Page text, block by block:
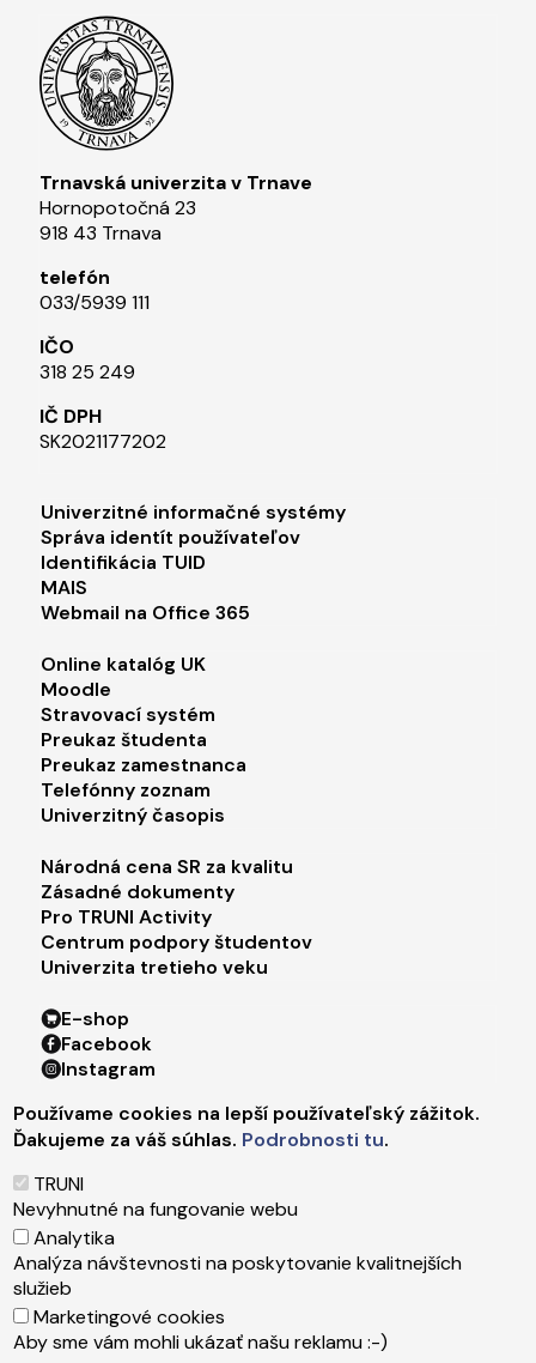
Trnavská univerzita v Trnave
Hornopotočná 23
918 43 Trnava
telefón
033/5939 111​
IČO
318 25 249
IČ DPH
SK2021177202​
Footer menu 1
Univerzitné informačné systémy
Správa identít používateľov
Identifikácia TUID
MAIS
Webmail na Office 365
Footer menu 2
Online katalóg UK
Moodle
Stravovací systém
Preukaz študenta
Preukaz zamestnanca
Telefónny zoznam
Univerzitný časopis
Footer menu 3
Národná cena SR za kvalitu
Zásadné dokumenty
Pro TRUNI Activity
Centrum podpory študentov
Univerzita tretieho veku
Footer menu 4
E-shop
Facebook
Instagram
LinkedIn
Youtube
TikTok
Päta
Správca obsahu
Technická podpora
Vyhlásenie o prístupnosti
Ochrana osobných údajov
Používame cookies na lepší používateľský zážitok.
Ďakujeme za váš súhlas. Podrobnosti tu.
TRUNI
Nevyhnutné na fungovanie webu
Analytika
Analýza návštevnosti na poskytovanie kvalitnejších
služieb
Marketingové cookies
Aby sme vám mohli ukázať našu reklamu :-)